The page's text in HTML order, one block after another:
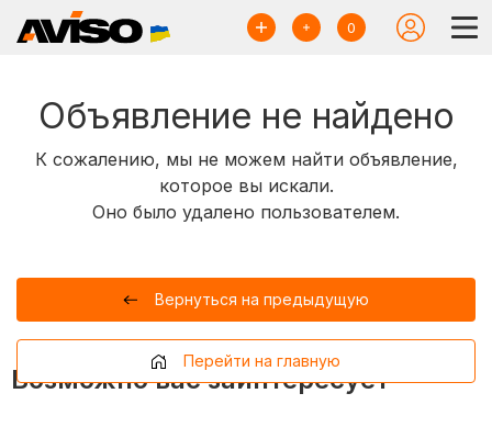
0
Объявление не найдено
К сожалению, мы не можем найти объявление,
которое вы искали.
Оно было удалено пользователем.
Вернуться на предыдущую
Перейти на главную
Возможно вас заинтересует